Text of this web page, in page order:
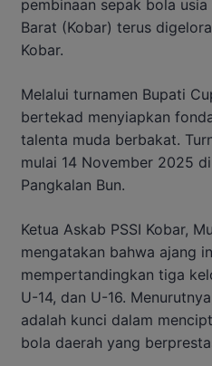
pembinaan sepak bola
Barat (Kobar) terus
Kobar.
Melalui turnamen Bupati
bertekad menyiapkan
talenta muda berbakat.
mulai 14 November 2025
Pangkalan Bun.
Ketua Askab PSSI Kobar,
mengatakan bahwa ajang
mempertandingkan tiga
U-14, dan U-16.
adalah kunci dalam
bola daerah yang